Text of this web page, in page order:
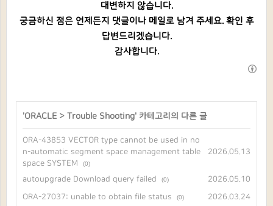
대변하지 않습니다.
궁금하신 점은 언제든지 댓글이나 메일로 남겨 주세요. 확인 후
답변드리겠습니다.
감사합니다.
'ORACLE > Trouble Shooting' 카테고리의 다른 글
ORA-43853 VECTOR type cannot be used in no
n-automatic segment space management table
space SYSTEM
(0)
2026.05.13
autoupgrade Download query failed (0) 2026.05.10
ORA-27037: unable to obtain file status (0) 2026.03.24